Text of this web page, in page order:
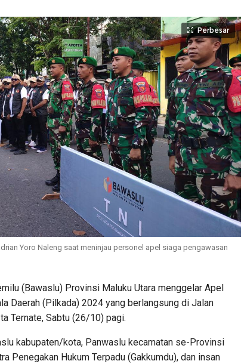
Perbesar
Yoro Naleng saat meninjau personel apel siaga pengawasan
(Bawaslu) Provinsi Maluku Utara menggelar Apel
Daerah (Pilkada) 2024 yang berlangsung di Jalan
Ternate, Sabtu (26/10) pagi.
kabupaten/kota, Panwaslu kecamatan se-Provinsi
Penegakan Hukum Terpadu (Gakkumdu), dan insan